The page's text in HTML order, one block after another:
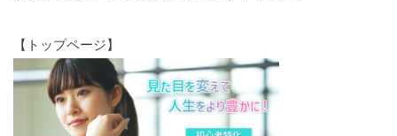
【トップページ】